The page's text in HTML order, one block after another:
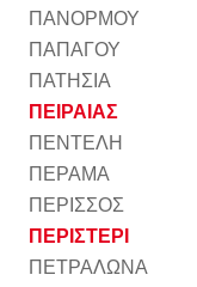
ΠΑΝΟΡΜΟΥ
ΠΑΠΑΓΟΥ
ΠΑΤΗΣΙΑ
ΠΕΙΡΑΙΑΣ
ΠΕΝΤΕΛΗ
ΠΕΡΑΜΑ
ΠΕΡΙΣΣΟΣ
ΠΕΡΙΣΤΕΡΙ
ΠΕΤΡΑΛΩΝΑ